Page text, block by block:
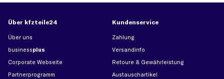
Über kfzteile24
Über uns
businessplus
Corporate Webseite
Partnerprogramm
Kundenservice
Zahlung
Versandinfo
Retoure & Gewährleistung
Austauschartikel